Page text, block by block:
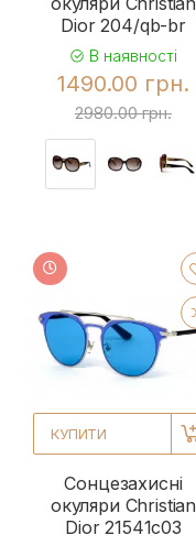
Dior 204/qb-br
В наявності
1490.00 грн.
2980.00 грн.
КУПИТИ
Сонцезахисні
окуляри Christian
Dior 21541c03